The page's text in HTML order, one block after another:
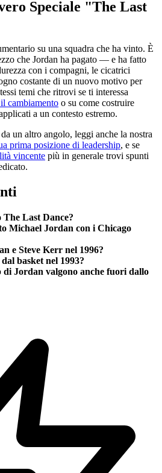
Speciale "The Last
su una squadra che ha vinto. È
che Jordan ha pagato — e ha fatto
con i compagni, le cicatrici
costante di un nuovo motivo per
temi che ritrovi se ti interessa
cambiamento o su come costruire
a un contesto estremo.
un altro angolo, leggi anche la nostra
prima posizione di leadership, e se
vincente più in generale trovi spunti
The Last Dance?
Michael Jordan con i Chicago
e Steve Kerr nel 1996?
basket nel 1993?
di Jordan valgono anche fuori dallo